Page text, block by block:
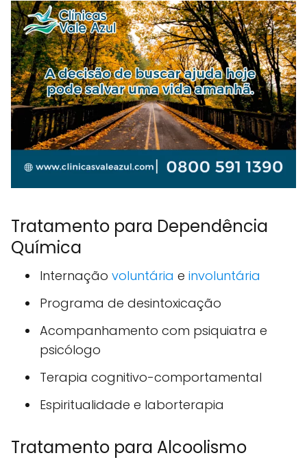
Tratamento para Dependência
Química
Internação voluntária e involuntária
Programa de desintoxicação
Acompanhamento com psiquiatra e
psicólogo
Terapia cognitivo-comportamental
Espiritualidade e laborterapia
Tratamento para Alcoolismo